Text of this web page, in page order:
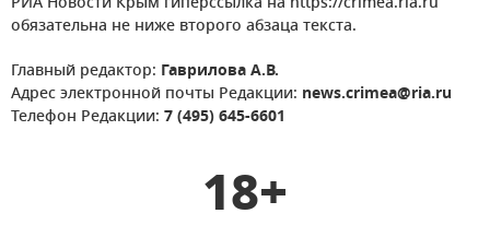
обязательна не ниже второго абзаца текста.
Главный редактор: Гаврилова А.В.
Адрес электронной почты Редакции: news.crimea@ria.ru
Телефон Редакции: 7 (495) 645-6601
18+